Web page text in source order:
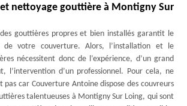
nettoyage gouttière à Montigny Sur
gouttières propres et bien installés garantit le
de votre couverture. Alors, l’installation et le
nécessitent donc de l’expérience, d’un grand
l’intervention d’un professionnel. Pour cela, ne
pas car Couverture Antoine dispose des couvreurs
talentueuses à Montigny Sur Loing, qui sont